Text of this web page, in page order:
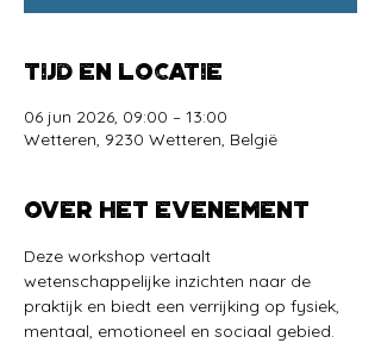
Tijd en locatie
06 jun 2026, 09:00 – 13:00
Wetteren, 9230 Wetteren, België
Over het evenement
Deze workshop vertaalt
wetenschappelijke inzichten naar de
praktijk en biedt een verrijking op fysiek,
mentaal, emotioneel en sociaal gebied.